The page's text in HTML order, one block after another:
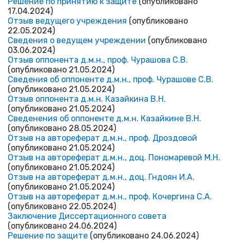
17.04.2024)
Отзыв ведущего учреждения (опубликовано
22.05.2024)
Сведения о ведущем учреждении (опубликовано
03.06.2024)
Отзыв оппонента д.м.н., проф. Чурашова С.В.
(опубликовано 21.05.2024)
Сведения об оппоненте д.м.н., проф. Чурашове С.В.
(опубликовано 21.05.2024)
Отзыв оппонента д.м.н. Казайкина В.Н.
(опубликовано 21.05.2024)
Сведенения об оппоненте д.м.н. Казайкине В.Н.
(опубликовано 28.05.2024)
Отзыв на автореферат д.м.н., проф. Дроздовой
(опубликовано 21.05.2024)
Отзыв на автореферат д.м.н., доц. Пономаревой М.Н.
(опубликовано 21.05.2024)
Отзыв на автореферат д.м.н., доц. Гндоян И.А.
(опубликовано 21.05.2024)
Отзыв на автореферат д.м.н., проф. Кочергина С.А.
(опубликовано 22.05.2024)
Заключение Диссертационного совета
(опубликовано 24.06.2024)
Решение по защите (опубликовано 24.06.2024)